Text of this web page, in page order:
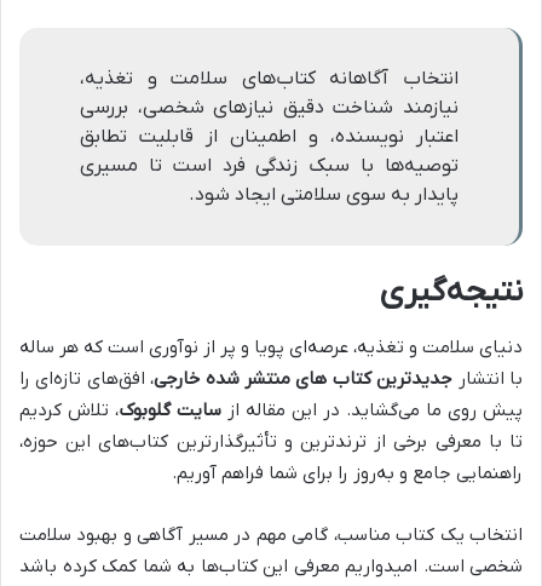
انتخاب آگاهانه کتاب‌های سلامت و تغذیه،
نیازمند شناخت دقیق نیازهای شخصی، بررسی
اعتبار نویسنده، و اطمینان از قابلیت تطابق
توصیه‌ها با سبک زندگی فرد است تا مسیری
پایدار به سوی سلامتی ایجاد شود.
نتیجه‌گیری
دنیای سلامت و تغذیه، عرصه‌ای پویا و پر از نوآوری است که هر ساله
با انتشار جدیدترین کتاب های منتشر شده خارجی، افق‌های تازه‌ای را
پیش روی ما می‌گشاید. در این مقاله از سایت گلوبوک، تلاش کردیم
تا با معرفی برخی از ترندترین و تأثیرگذارترین کتاب‌های این حوزه،
راهنمایی جامع و به‌روز را برای شما فراهم آوریم.
انتخاب یک کتاب مناسب، گامی مهم در مسیر آگاهی و بهبود سلامت
شخصی است. امیدواریم معرفی این کتاب‌ها به شما کمک کرده باشد